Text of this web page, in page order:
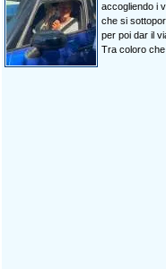
accogliendo i
che si
per poi dar il
Tra coloro che